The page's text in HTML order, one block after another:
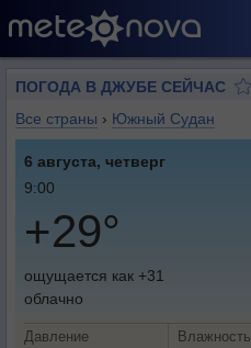
ПОГОДА В ДЖУБЕ СЕЙЧАС
Все страны › Южный Судан
6 августа, четверг
9:00
+29°
ощущается как +31
облачно
Давление Влажность